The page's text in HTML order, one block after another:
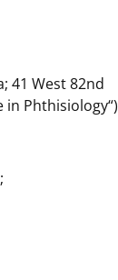
41 West 82nd
in Phthisiology“)